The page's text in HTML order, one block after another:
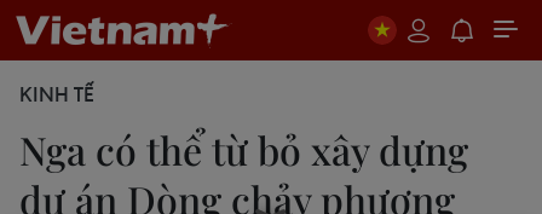
KINH TẾ
Nga có thể từ bỏ xây dựng
dự án Dòng chảy phương